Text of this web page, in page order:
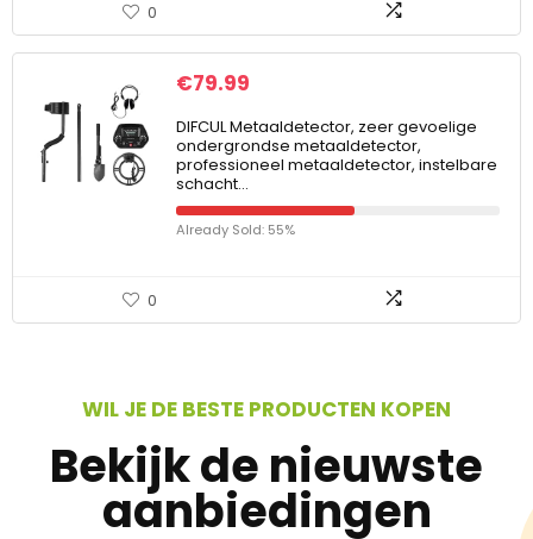
0
€79.99
DIFCUL Metaaldetector, zeer gevoelige
ondergrondse metaaldetector,
professioneel metaaldetector, instelbare
schacht…
Already Sold: 55%
0
WIL JE DE BESTE PRODUCTEN KOPEN
Bekijk de nieuwste
aanbiedingen